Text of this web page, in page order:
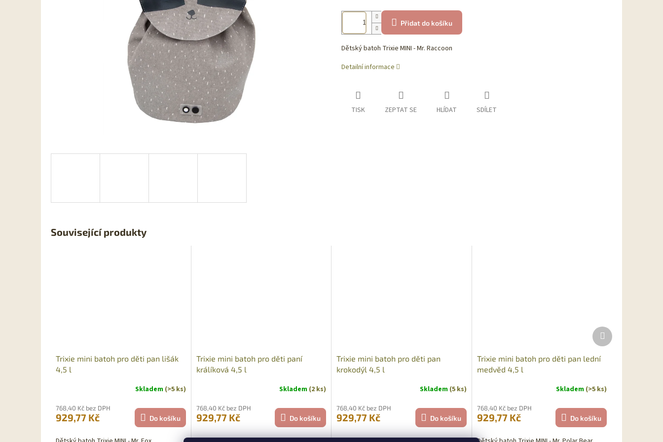
Přidat do košíku
Dětský batoh Trixie MINI - Mr. Raccoon
Detailní informace
TISK ZEPTAT SE HLÍDAT SDÍLET
Související produkty
Trixie mini batoh pro děti pan lišák
4,5 l
Skladem (>5 ks)
768,40 Kč bez DPH
929,77 Kč Do košíku
Trixie mini batoh pro děti paní
králíková 4,5 l
Skladem (2 ks)
768,40 Kč bez DPH
929,77 Kč Do košíku
Trixie mini batoh pro děti pan
krokodýl 4,5 l
Skladem (5 ks)
768,40 Kč bez DPH
929,77 Kč Do košíku
Trixie mini batoh pro děti pan lední
medvěd 4,5 l
Skladem (>5 ks)
768,40 Kč bez DPH
929,77 Kč Do košíku
Další
produkt